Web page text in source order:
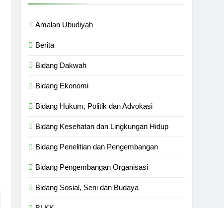
Amalan Ubudiyah
Berita
Bidang Dakwah
Bidang Ekonomi
Bidang Hukum, Politik dan Advokasi
Bidang Kesehatan dan Lingkungan Hidup
Bidang Penelitian dan Pengembangan
Bidang Pengembangan Organisasi
Bidang Sosial, Seni dan Budaya